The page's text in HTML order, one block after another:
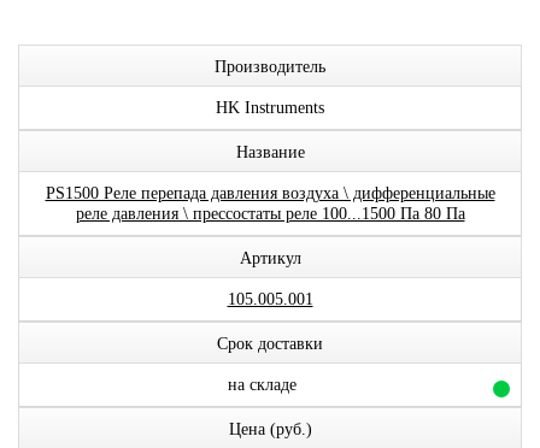
Производитель
HK Instruments
Название
PS1500 Реле перепада давления воздуха \ дифференциальные
реле давления \ прессостаты реле 100...1500 Па 80 Па
Артикул
105.005.001
Срок доставки
на складе
Цена (руб.)